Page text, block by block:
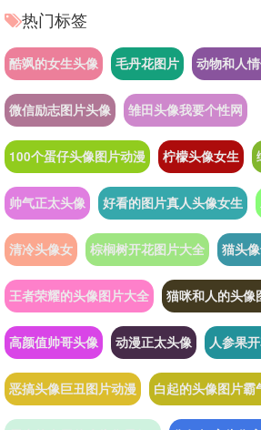
热门标签
酷飒的女生头像 毛丹花图片 动物和人
微信励志图片头像 雏田头像我要个性网
100个蛋仔头像图片动漫 柠檬头像女生
帅气正太头像 好看的图片真人头像女生
清冷头像女 棕榈树开花图片大全 猫头
王者荣耀的头像图片大全 猫咪和人的头像
高颜值帅哥头像 动漫正太头像 人参果
恶搞头像巨丑图片动漫 白起的头像图片霸